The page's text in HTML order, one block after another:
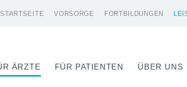
STARTSEITE VORSORGE FORTBILDUNGEN
ÄRZTE FÜR PATIENTEN ÜBER UNS